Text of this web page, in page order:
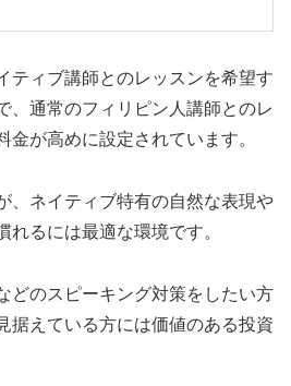
ティブ講師とのレッスンを希望す
、通常のフィリピン人講師とのレ
金が高めに設定されています。
、ネイティブ特有の自然な表現や
れるには最適な環境です。
どのスピーキング対策をしたい方
据えている方には価値のある投資